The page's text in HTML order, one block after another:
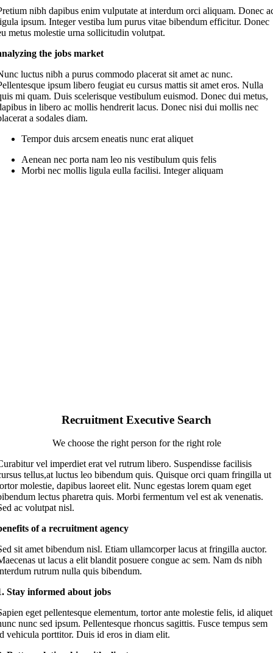
nibh dapibus enim vulputate at interdum orci aliquam. Donec
ipsum. Integer vestiba lum purus vitae bibendum efficitur. Donec
metus molestie urna sollicitudin volutpat.
the jobs market
luctus nibh a purus commodo placerat sit amet ac nunc.
ipsum libero feugiat eu cursus mattis sit amet eros. Nulla
mi quam. Duis scelerisque vestibulum euismod. Donec dui metus,
in libero ac mollis hendrerit lacus. Donec nisi dui mollis nec
a sodales diam.
Tempor duis arcsem eneatis nunc erat aliquet
Aenean nec porta nam leo nis vestibulum quis felis
Morbi nec mollis ligula eulla facilisi. Integer aliquam
Recruitment Executive Search
We choose the right person for the right role
vel imperdiet erat vel rutrum libero. Suspendisse facilisis
tellus,at luctus leo bibendum quis. Quisque orci quam fringilla ut
molestie, dapibus laoreet elit. Nunc egestas lorem quam eget
lectus pharetra quis. Morbi fermentum vel est ak venenatis.
ac volutpat nisl.
of a recruitment agency
sit amet bibendum nisl. Etiam ullamcorper lacus at fringilla auctor.
ut lacus a elit blandit posuere congue ac sem. Nam ds nibh
rutrum nulla quis bibendum.
Stay informed about jobs
eget pellentesque elementum, tortor ante molestie felis, id aliquet
nunc sed ipsum. Pellentesque rhoncus sagittis. Fusce tempus sem
vehicula porttitor. Duis id eros in diam elit.